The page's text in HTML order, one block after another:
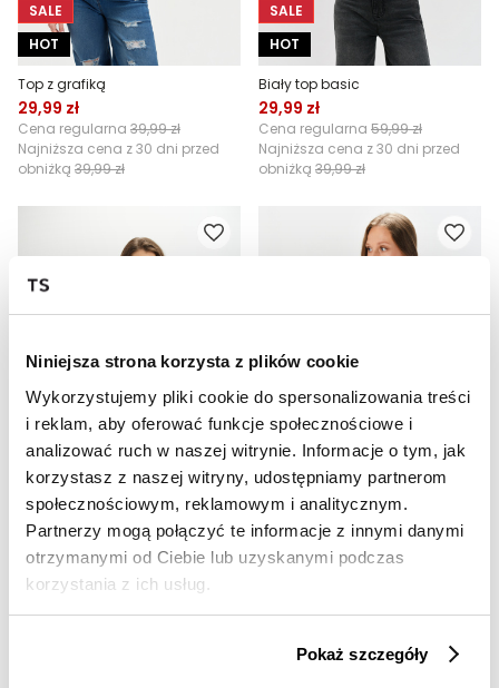
Niniejsza strona korzysta z plików cookie
Wykorzystujemy pliki cookie do spersonalizowania treści
i reklam, aby oferować funkcje społecznościowe i
analizować ruch w naszej witrynie. Informacje o tym, jak
korzystasz z naszej witryny, udostępniamy partnerom
społecznościowym, reklamowym i analitycznym.
Partnerzy mogą połączyć te informacje z innymi danymi
otrzymanymi od Ciebie lub uzyskanymi podczas
korzystania z ich usług.
Pokaż szczegóły
SALE
HOT
Top z grafiką
29,99 zł
Cena regularna 39,99 zł
Najniższa cena z 30 dni przed
obniżką 39,99 zł
SALE
HOT
Biały top basic
29,99 zł
Cena regularna 59,99 zł
Najniższa cena z 30 dni przed
obniżką 39,99 zł
SALE
HOT
T-shirt z barwnym motywem
29,99 zł
Cena regularna 39,99 zł
Najniższa cena z 30 dni przed
SALE
HOT
29,99 zł
Cena regularna39,99 zł